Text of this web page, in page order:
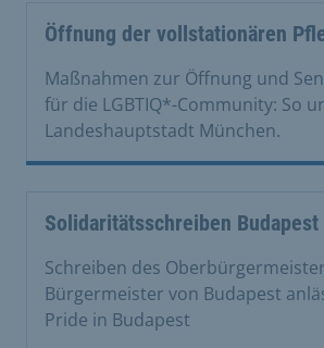
Öffnung der vollstationären
Maßnahmen zur Öffnung und
für die LGBTIQ*-Community: So
Landeshauptstadt München.
Solidaritätsschreiben Budapest
Schreiben des
Bürgermeister von Budapest
Pride in Budapest